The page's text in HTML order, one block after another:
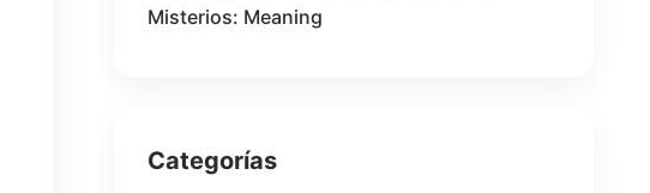
Misterios: Meaning
Categorías